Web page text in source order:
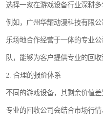
选择一家在游戏设备行业深耕多
例如，广州华耀动漫科技有限
乐场地合作经营于一体的专业
队，能够为客户提供专业的回收
2. 合理的报价体系
不同的游戏设备，其剩余价值差
专业的回收公司会结合市场行